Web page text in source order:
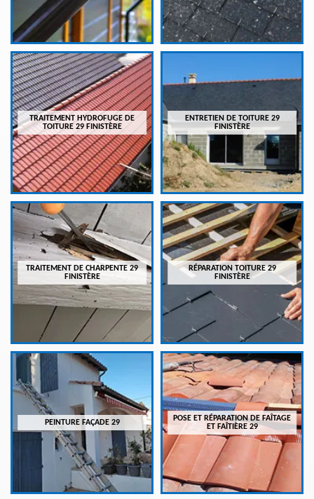
TRAITEMENT HYDROFUGE DE
TOITURE 29 FINISTÈRE
ENTRETIEN DE TOITURE 29
FINISTÈRE
TRAITEMENT DE CHARPENTE 29
FINISTÈRE
RÉPARATION TOITURE 29
FINISTÈRE
PEINTURE FAÇADE 29
POSE ET RÉPARATION DE FAÎTAGE
ET FAÎTIÈRE 29